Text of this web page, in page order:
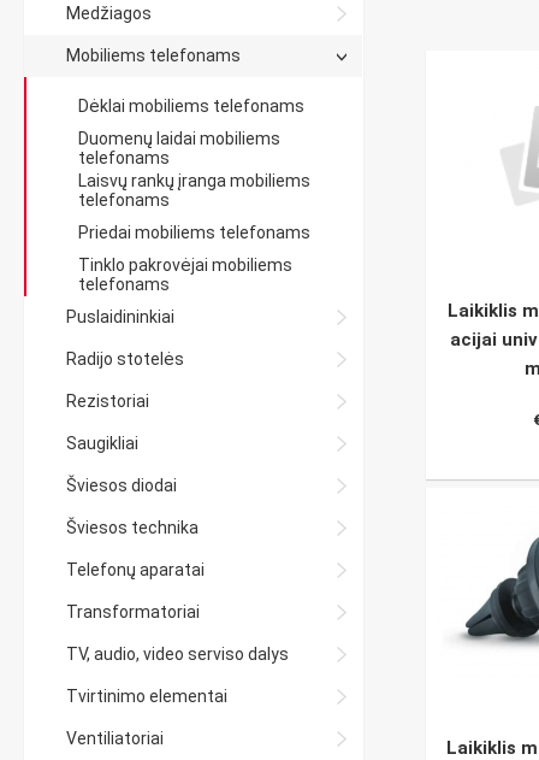
Medžiagos
Mobiliems telefonams
Dėklai mobiliems telefonams
Duomenų laidai mobiliems
telefonams
Laisvų rankų įranga mobiliems
telefonams
Priedai mobiliems telefonams
Tinklo pakrovėjai mobiliems
telefonams
Puslaidininkiai
Radijo stotelės
Rezistoriai
Saugikliai
Šviesos diodai
Šviesos technika
Telefonų aparatai
Transformatoriai
TV, audio, video serviso dalys
Tvirtinimo elementai
Ventiliatoriai
Laikiklis
acijai
Laikiklis